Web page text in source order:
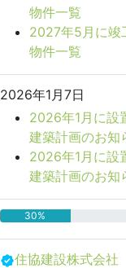
物件一覧
2027年5月に竣
物件一覧
2026年1月7日
2026年1月に設
建築計画のお知
2026年1月に設
建築計画のお知
30%
住協建設株式会社